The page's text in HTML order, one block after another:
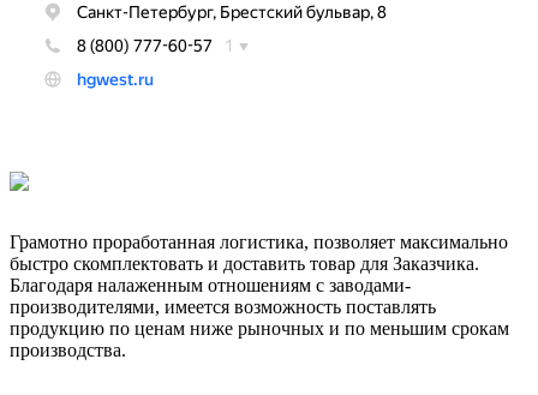
Грамотно проработанная логистика, позволяет максимально
быстро скомплектовать и доставить товар для Заказчика.
Благодаря налаженным отношениям с заводами-
производителями, имеется возможность поставлять
продукцию по ценам ниже рыночных и по меньшим срокам
производства.